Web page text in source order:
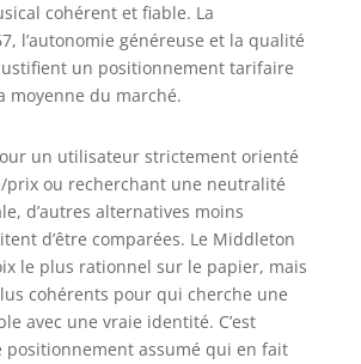
cohérent et fiable. La
l’autonomie généreuse et la qualité
un positionnement tarifaire
moyenne du marché.
un utilisateur strictement orienté
ou recherchant une neutralité
d’autres alternatives moins
d’être comparées. Le Middleton
le plus rationnel sur le papier, mais
cohérents pour qui cherche une
avec une vraie identité. C’est
positionnement assumé qui en fait